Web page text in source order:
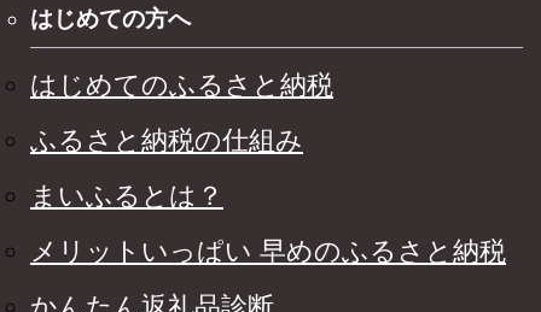
はじめての方へ
はじめてのふるさと納税
ふるさと納税の仕組み
まいふるとは？
メリットいっぱい 早めのふるさと納税